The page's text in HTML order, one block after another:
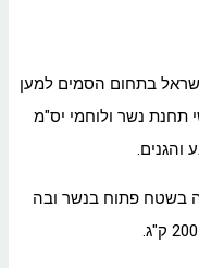
בתחום הסמים למען
פעלו בתאריך 12.10.22 בלשי תחנת נשר ולוחמי יס"מ
והגנים.
בשטח פתוח בנשר ובה